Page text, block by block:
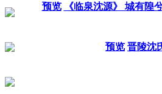
预览 《临泉沈源》 城有隍
预览 晋陵沈